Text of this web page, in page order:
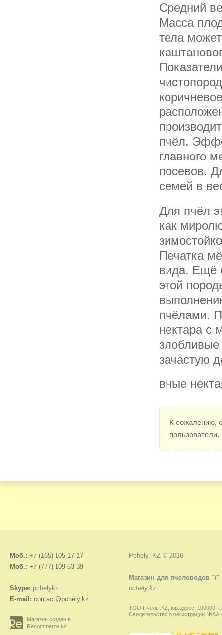
Средний
Масса
тела
пчёл.
главного
посевов.
семей в
Для пчёл
как
Печатка
вида. Ещё
этой
пчёлами.
нектара с
злобливые
зачастую
вные
К сожалению,
Моб.: +7 (165) 105-17-17
Моб.: +7 (777) 109-53-39
Skype: pchelykz
E-mail: contact@pchely.kz
Магазин создан в
Recommerce.kz
Pchely. KZ © 2016
Магазин для пчеловодов "/"
pchely.kz
ТОО Пчелы.KZ, юр.адрес: 100000, г.
Свидетельство о регистрации №АА